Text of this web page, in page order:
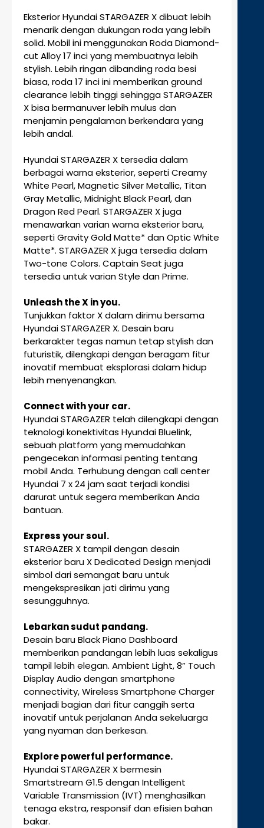
Eksterior Hyundai STARGAZER X dibuat lebih
menarik dengan dukungan roda yang lebih
solid. Mobil ini menggunakan Roda Diamond-
cut Alloy 17 inci yang membuatnya lebih
stylish. Lebih ringan dibanding roda besi
biasa, roda 17 inci ini memberikan ground
clearance lebih tinggi sehingga STARGAZER
X bisa bermanuver lebih mulus dan
menjamin pengalaman berkendara yang
lebih andal.
Hyundai STARGAZER X tersedia dalam
berbagai warna eksterior, seperti Creamy
White Pearl, Magnetic Silver Metallic, Titan
Gray Metallic, Midnight Black Pearl, dan
Dragon Red Pearl. STARGAZER X juga
menawarkan varian warna eksterior baru,
seperti Gravity Gold Matte* dan Optic White
Matte*. STARGAZER X juga tersedia dalam
Two-tone Colors. Captain Seat juga
tersedia untuk varian Style dan Prime.
Unleash the X in you.
Tunjukkan faktor X dalam dirimu bersama
Hyundai STARGAZER X. Desain baru
berkarakter tegas namun tetap stylish dan
futuristik, dilengkapi dengan beragam fitur
inovatif membuat eksplorasi dalam hidup
lebih menyenangkan.
Connect with your car.
Hyundai STARGAZER telah dilengkapi dengan
teknologi konektivitas Hyundai Bluelink,
sebuah platform yang memudahkan
pengecekan informasi penting tentang
mobil Anda. Terhubung dengan call center
Hyundai 7 x 24 jam saat terjadi kondisi
darurat untuk segera memberikan Anda
bantuan.
Express your soul.
STARGAZER X tampil dengan desain
eksterior baru X Dedicated Design menjadi
simbol dari semangat baru untuk
mengekspresikan jati dirimu yang
sesungguhnya.
Lebarkan sudut pandang.
Desain baru Black Piano Dashboard
memberikan pandangan lebih luas sekaligus
tampil lebih elegan. Ambient Light, 8” Touch
Display Audio dengan smartphone
connectivity, Wireless Smartphone Charger
menjadi bagian dari fitur canggih serta
inovatif untuk perjalanan Anda sekeluarga
yang nyaman dan berkesan.
Explore powerful performance.
Hyundai STARGAZER X bermesin
Smartstream G1.5 dengan Intelligent
Variable Transmission (IVT) menghasilkan
tenaga ekstra, responsif dan efisien bahan
bakar.